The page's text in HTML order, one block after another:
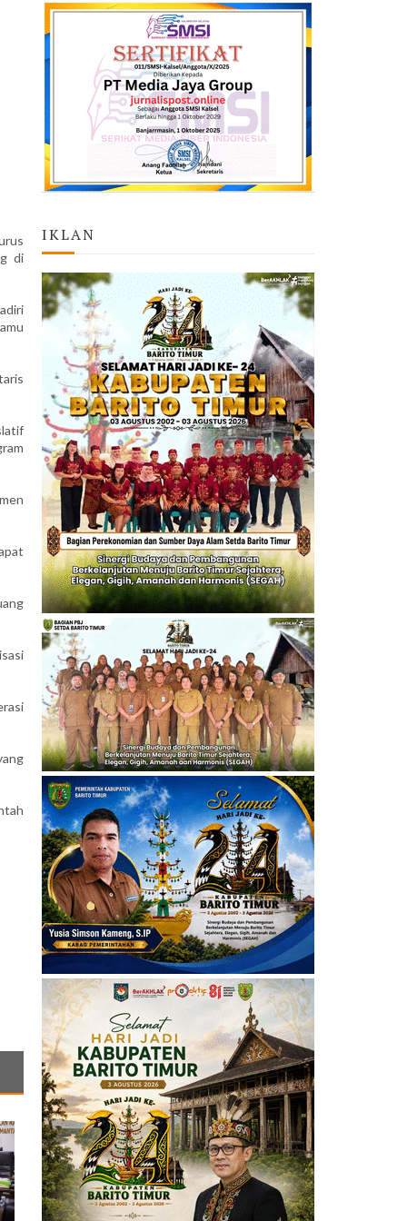
di
IKLAN